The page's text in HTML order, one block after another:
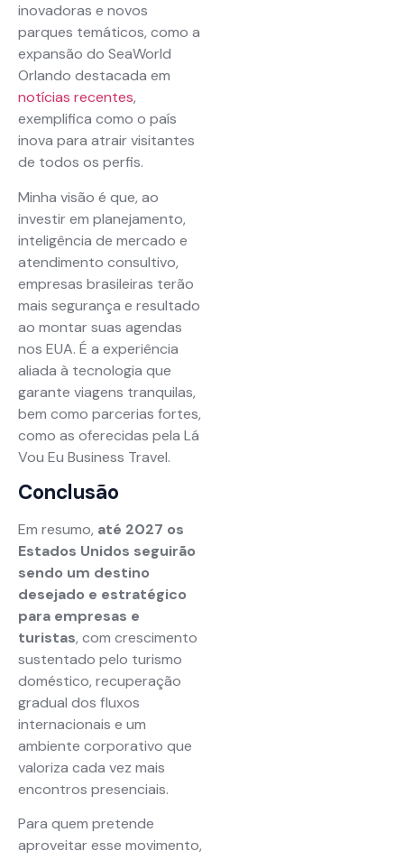
inovadoras e novos
parques temáticos, como a
expansão do SeaWorld
Orlando destacada em
notícias recentes,
exemplifica como o país
inova para atrair visitantes
de todos os perfis.
Minha visão é que, ao
investir em planejamento,
inteligência de mercado e
atendimento consultivo,
empresas brasileiras terão
mais segurança e resultado
ao montar suas agendas
nos EUA. É a experiência
aliada à tecnologia que
garante viagens tranquilas,
bem como parcerias fortes,
como as oferecidas pela Lá
Vou Eu Business Travel.
Conclusão
Em resumo, até 2027 os
Estados Unidos seguirão
sendo um destino
desejado e estratégico
para empresas e
turistas, com crescimento
sustentado pelo turismo
doméstico, recuperação
gradual dos fluxos
internacionais e um
ambiente corporativo que
valoriza cada vez mais
encontros presenciais.
Para quem pretende
aproveitar esse movimento,